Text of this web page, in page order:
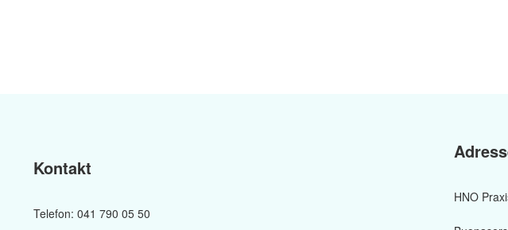
Kontakt
Telefon: 041 790 05 50
HNO